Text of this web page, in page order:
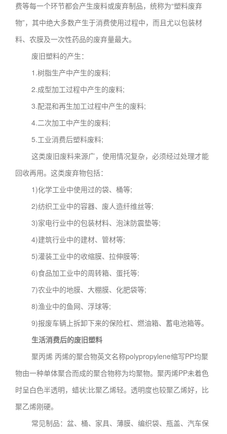
费等每一个环节都会产生废料或废弃制品，统称为“塑料废弃
物”，其中绝大多数产生于消费使用过程中，而且尤以包装材
料、农膜及一次性药品的废弃量最大。
废旧塑料的产生：
1.树脂生产中产生的废料;
2.成型加工过程中产生的废料;
3.配混和再生加工过程中产生的废料;
4.二次加工中产生的废料;
5.工业消费后塑料废料;
这类废旧废料来源广，使用情况复杂，必须经过处理才能
回收再用。这类废弃物包括：
1)化学工业中使用过的袋、桶等;
2)纺织工业中的容器、废人造纤维丝等;
3)家电行业中的包装材料、泡沫防震垫等;
4)建筑行业中的建材、管材等;
5)灌装工业中的收缩膜、拉伸膜等;
6)食品加工业中的周转箱、蛋托等;
7)农业中的地膜、大棚膜、化肥袋等;
8)渔业中的鱼网、浮球等;
9)报废车辆上拆卸下来的保险杠、燃油箱、蓄电池箱等。
生活消费后的废旧塑料
聚丙烯 丙烯的聚合物英文名称polypropylene缩写PP均聚
物由一种单体聚合而成的聚合物称为均聚物。聚丙烯PP未着色
时呈白色半透明，蜡状;比聚乙烯轻。透明度也较聚乙烯好，比
聚乙烯刚硬。
常见制品：盆、桶、家具、薄膜、编织袋、瓶盖、汽车保